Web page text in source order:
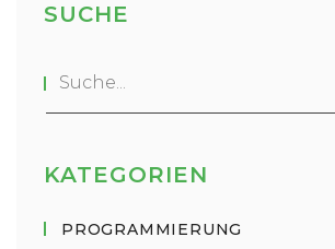
SUCHE
KATEGORIEN
PROGRAMMIERUNG